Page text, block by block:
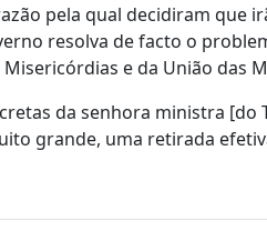
pela qual decidiram que
resolva de facto o
e da União das
da senhora ministra [do
grande, uma retirada